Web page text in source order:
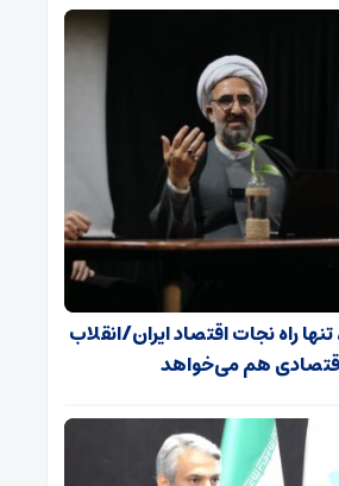
راه نجات اقتصاد ایران/انقلاب
اقتصادی هم می‌خواهد